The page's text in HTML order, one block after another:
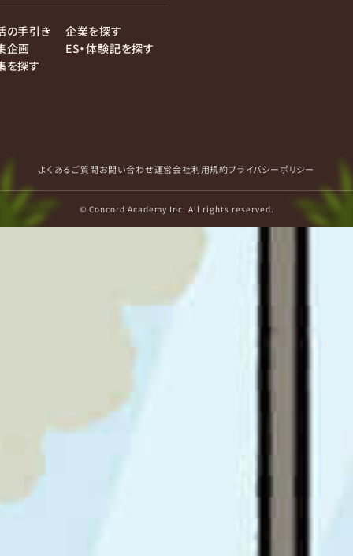
の手引き
企画
を探す
企業を探す
ES・体験記を探す
よくあるご質問お問い合わせ運営会社利用規約プライバシーポリシー
© Concord Academy Inc. All rights reserved.